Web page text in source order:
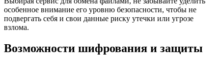
особенное внимание его уровню безопасности, чтобы не
подвергать себя и свои данные риску утечки или угрозе
взлома.
Возможности шифрования и защиты